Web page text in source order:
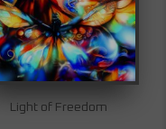
Light of Freedom